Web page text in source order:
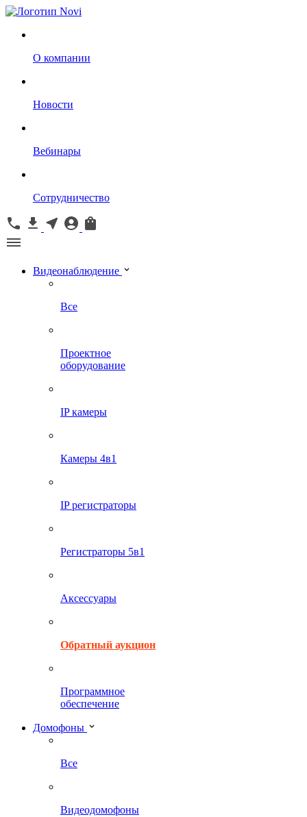
О компании
Новости
Вебинары
Сотрудничество
Видеонаблюдение
Все
Проектное
оборудование
IP камеры
Камеры 4в1
IP регистраторы
Регистраторы 5в1
Аксессуары
Обратный аукцион
Программное
обеспечение
Домофоны
Все
Видеодомофоны